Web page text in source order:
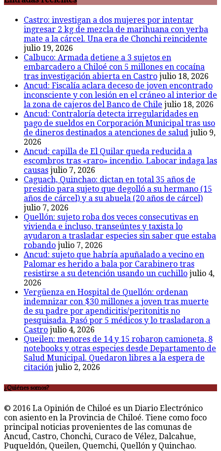
Castro: investigan a dos mujeres por intentar
ingresar 2 kg de mezcla de marihuana con yerba
mate a la cárcel. Una era de Chonchi reincidente
julio 19, 2026
Calbuco: Armada detiene a 3 sujetos en
embarcadero a Chiloé con 5 millones en cocaína
tras investigación abierta en Castro julio 18, 2026
Ancud: Fiscalía aclara deceso de joven encontrado
inconsciente y con lesión en el cráneo al interior de
la zona de cajeros del Banco de Chile julio 18, 2026
Ancud: Contraloría detecta irregularidades en
pago de sueldos en Corporación Municipal tras uso
de dineros destinados a atenciones de salud julio 9,
2026
Ancud: capilla de El Quilar queda reducida a
escombros tras «raro» incendio. Labocar indaga las
causas julio 7, 2026
Caguach, Quinchao: dictan en total 35 años de
presidio para sujeto que degolló a su hermano (15
años de cárcel) y a su abuela (20 años de cárcel)
julio 7, 2026
Quellón: sujeto roba dos veces consecutivas en
vivienda e incluso, transeúntes y taxista lo
ayudaron a trasladar especies sin saber que estaba
robando julio 7, 2026
Ancud: sujeto que habría apuñalado a vecino en
Palomar es herido a bala por Carabinero tras
resistirse a su detención usando un cuchillo julio 4,
2026
Vergüenza en Hospital de Quellón: ordenan
indemnizar con $30 millones a joven tras muerte
de su padre por apendicitis/peritonitis no
pesquisada. Pasó por 5 médicos y lo trasladaron a
Castro julio 4, 2026
Queilen: menores de 14 y 15 robaron camioneta, 8
notebooks y otras especies desde Departamento de
Salud Municipal. Quedaron libres a la espera de
citación julio 2, 2026
¿Quiénes somos?
© 2016 La Opinión de Chiloé es un Diario Electrónico
con asiento en la Provincia de Chiloé. Tiene como foco
principal noticias provenientes de las comunas de
Ancud, Castro, Chonchi, Curaco de Vélez, Dalcahue,
Puqueldón, Queilen, Quemchi, Quellón y Quinchao.